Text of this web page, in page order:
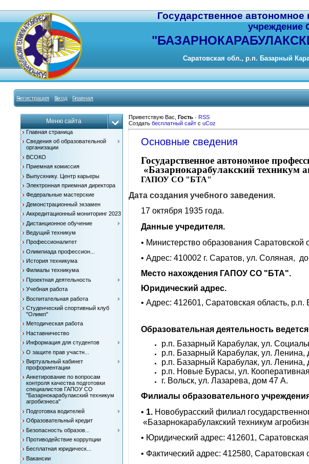
Государственное
учреждение
"
Саратовская обл., р.п. Базарный
Регистрация Вход Главная
Меню сайта
Главная страница
Сведения об образовательной
организации
ВСОКО
Приемная комиссия
Выпускнику. Центр карьеры
Электронная приемная директора
Федеральные мастерские
Демонстрационный экзамен
Аккредитационный мониторинг 2023
Дистанционное обучение
Ведущий техникум
Профессионалитет
Олимпиада профессион...
История техникума
Филиалы техникума
Проектная деятельность
Учебная работа
Воспитательная работа
Студенческий спортивный клуб
"Олимп"
Методическая работа
Наставничество
Информация для студентов
О защите прав участн...
Виртуальный кабинет
профориентации
Анкетирование по вопросам
контроля качества подготовки
специалистов ГАПОУ СО
"Базарнокарабулакский техникум
агробизнеса"
Подготовка водителей
Образовательный кредит
Безопасность образов...
Противодействие коррупции
Бесплатная юридическ...
Вакансии
Приветствую Вас Гость· RSS
Создать бесплатный сайтс uCoz
Основные сведения
Государственное автономное
«Базарнокарабулакский техникум
ГАПОУ СО "БТА"
Дата создания учебного заведения.
17 октября 1935 года.
Данные учредителя.
• Министерство образования Саратовской
• Адрес: 410002 г. Саратов, ул. Соляная,
Место нахождения ГАПОУ СО "БТА".
Юридический адрес.
• Адрес: 412601, Саратовская область,
Образовательная деятельность
р.п. Базарный Карабулак, ул.
р.п. Базарный Карабулак, ул. Ленина,
р.п. Базарный Карабулак, ул. Ленина,
р.п. Новые Бурасы, ул.
г. Вольск, ул. Лазарева, дом 47 А.
Филиалы образовательного
• 1.Новобурасский филиал
«Базарнокарабулакский техникум
• Юридический адрес: 412601,
• Фактический адрес: 412580,